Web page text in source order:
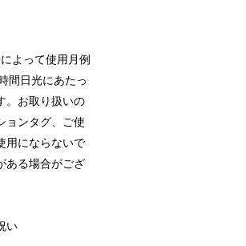
よって使用月例
間日光にあたっ
。お取り扱いの
ョンタグ、ご使
用にならないで
ある場合がござ
い